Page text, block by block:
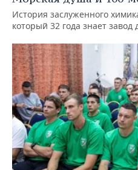
История заслуженного
который 32 года знает завод